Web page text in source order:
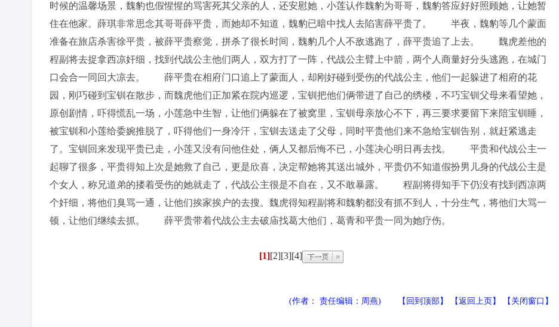
时候的温馨场景，魏豹也假惺惺的骂害死其父亲的人，还安慰她，小莲认作魏豹为哥哥，魏豹答应好好照顾她，让她暂
住在他家。薛琪非常思念其哥哥薛平贵，而她却不知道，魏豹已暗中找人去陷害薛平贵了。 半夜，魏豹等几个蒙面
准备在旅店杀害徐平贵，被薛平贵察觉，拼杀了很长时间，魏豹几个人不敌逃跑了，薛平贵追了上去。 魏虎差他的
程副将去捉拿西凉奸细，找到代战公主他们两人，双方打了一阵，代战公主臂上中箭，两个人商量好分头逃跑，在城门
口会合一同回大凉去。 薛平贵在相府门口追上了蒙面人，却刚好碰到受伤的代战公主，他们一起躲进了相府的花
园，刚巧碰到宝钏在散步，而魏虎他们正加紧在院内巡逻，宝钏把他们俩带进了自己的绣楼，不巧宝钏父母来看望她，
原创剧情，吓得慌乱一场，小莲急中生智，让他们俩躲在了被窝里，宝钏母亲放心不下，再三要求要留下来陪宝钏睡，
被宝钏和小莲给委婉推脱了，吓得他们一身冷汗，宝钏去送走了父母，同时平贵他们来不急给宝钏告别，就赶紧逃走
了。宝钏回来发现平贵已走，小莲又没有问他住处，俩人又都后悔不已，小莲决心明日再去找。 平贵和代战公主一
起聊了很多，平贵得知上次是她救了自己，更是欣喜，决定帮她将其送出城外，平贵仍不知道假扮男儿身的代战公主是
个女人，称兄道弟的搂着受伤的她就走了，代战公主很是不自在，又不敢暴露。 程副将得知手下仍没有找到西凉两
个奸细，将他们臭骂一通，让他们挨家挨户的去搜。魏虎得知程副将和魏豹都没有抓不到人，十分生气，将他们大骂一
顿，让他们继续去抓。 薛平贵带着代战公主去破庙找葛大他们，葛青和平贵一同为她疗伤。
[1][2][3][4]
(作者： 责任编辑：周燕) 【 回到顶部】 【返回上页 】 【 关闭窗口 】